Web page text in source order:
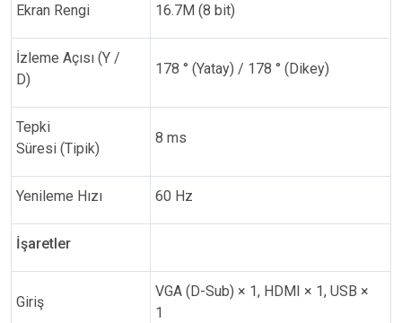
Ekran Rengi 16.7M (8 bit)
İzleme Açısı (Y /
D)
178 ° (Yatay) / 178 ° (Dikey)
Tepki
Süresi (Tipik)
8 ms
Yenileme Hızı 60 Hz
İşaretler
Giriş
VGA (D-Sub) × 1, HDMI × 1, USB ×
1